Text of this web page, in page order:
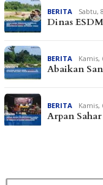
BERITA Sabtu,
Dinas
BERITA Kamis,
Abaikan
BERITA Kamis,
Arpan